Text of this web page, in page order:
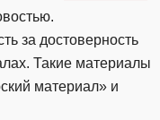
за достоверность
Такие материалы
материал» и